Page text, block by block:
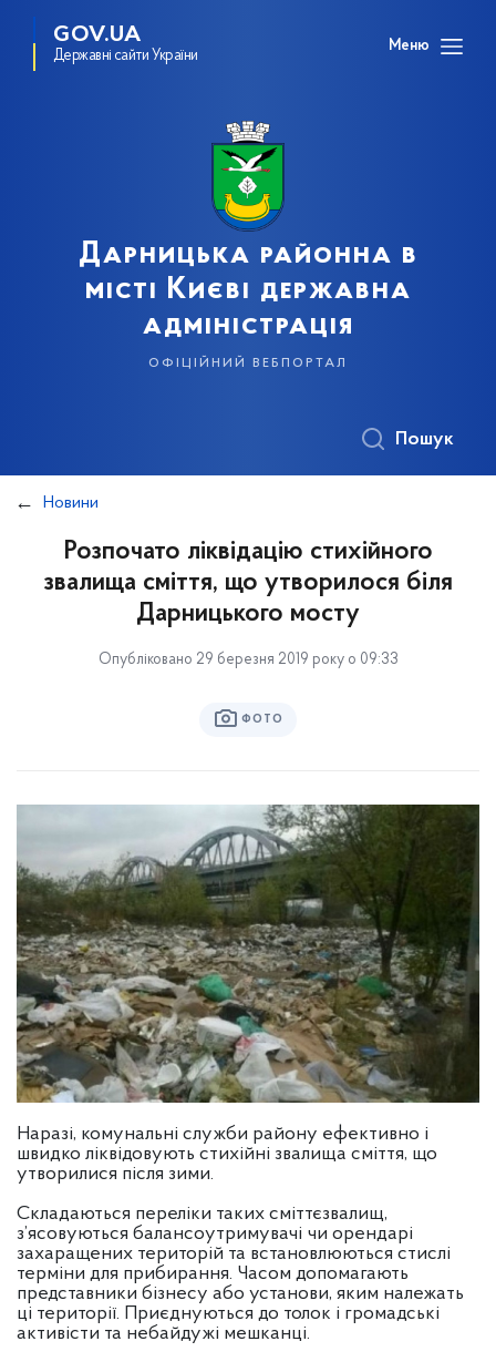
GOV.UA
Державні сайти України
Меню
Дарницька районна в
місті Києві державна
адміністрація
офіційний вебпортал
Пошук
Новини
Розпочато ліквідацію стихійного
звалища сміття, що утворилося біля
Дарницького мосту
Опубліковано 29 березня 2019 року о 09:33
ФОТО
Наразі, комунальні служби району ефективно і
швидко ліквідовують стихійні звалища сміття, що
утворилися після зими.
Складаються переліки таких сміттєзвалищ,
з’ясовуються балансоутримувачі чи орендарі
захаращених територій та встановлюються стислі
терміни для прибирання. Часом допомагають
представники бізнесу або установи, яким належать
ці території. Приєднуються до толок і громадські
активісти та небайдужі мешканці.